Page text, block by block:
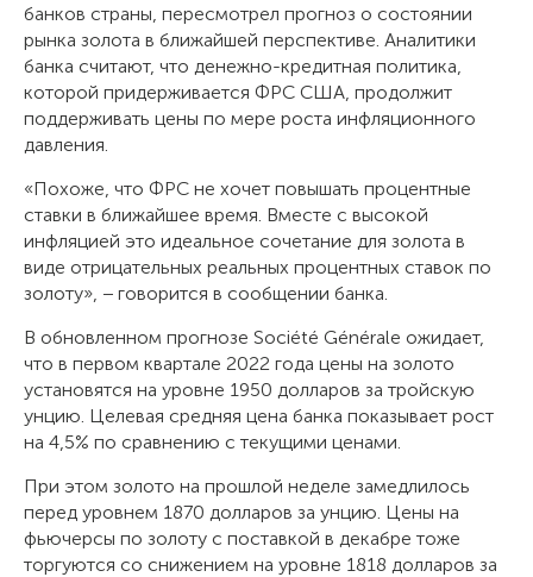
банков страны, пересмотрел прогноз о состоянии
рынка золота в ближайшей перспективе. Аналитики
банка считают, что денежно-кредитная политика,
которой придерживается ФРС США, продолжит
поддерживать цены по мере роста инфляционного
давления.
«Похоже, что ФРС не хочет повышать процентные
ставки в ближайшее время. Вместе с высокой
инфляцией это идеальное сочетание для золота в
виде отрицательных реальных процентных ставок по
золоту», − говорится в сообщении банка.
В обновленном прогнозе Société Générale ожидает,
что в первом квартале 2022 года цены на золото
установятся на уровне 1950 долларов за тройскую
унцию. Целевая средняя цена банка показывает рост
на 4,5% по сравнению с текущими ценами.
При этом золото на прошлой неделе замедлилось
перед уровнем 1870 долларов за унцию. Цены на
фьючерсы по золоту с поставкой в декабре тоже
торгуются со снижением на уровне 1818 долларов за